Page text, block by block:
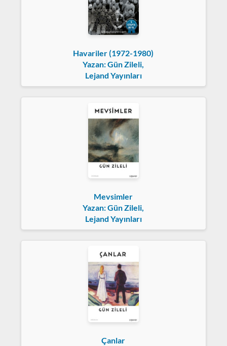
Havariler (1972-1980)
Yazan: Gün Zileli,
Lejand Yayınları
Mevsimler
Yazan: Gün Zileli,
Lejand Yayınları
Çanlar